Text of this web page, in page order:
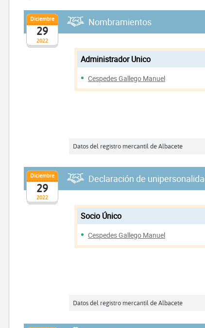
2022
Diciembre
29
Nombramientos
Administrador Unico
Cespedes Gallego Manuel
Datos del registro mercantil de Albacete
2022
Diciembre
29
Declaración de
Socio Único
Cespedes Gallego Manuel
Datos del registro mercantil de Albacete